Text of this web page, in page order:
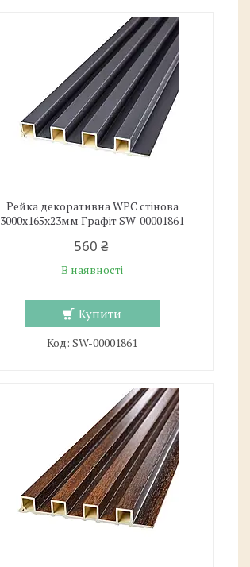
Рейка декоративна WPC стінова
3000х165х23мм Графіт SW-00001861
560 ₴
В наявності
Купити
SW-00001861